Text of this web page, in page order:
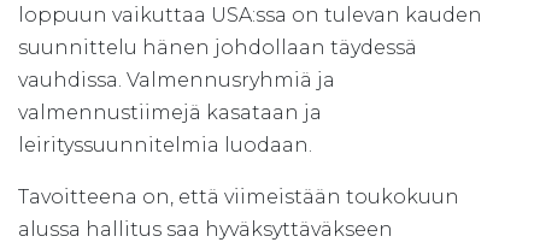
loppuun vaikuttaa USA:ssa on tulevan kauden
suunnittelu hänen johdollaan täydessä
vauhdissa. Valmennusryhmiä ja
valmennustiimejä kasataan ja
leirityssuunnitelmia luodaan.
Tavoitteena on, että viimeistään toukokuun
alussa hallitus saa hyväksyttäväkseen